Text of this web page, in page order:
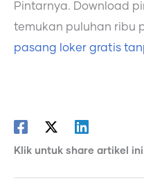
Pintarnya. Download
temukan puluhan ribu
pasang loker gratis
Klik untuk share artikel ini